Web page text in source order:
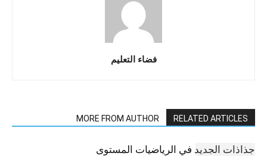
فضاء التعليم
RELATED ARTICLES
MORE FROM AUTHOR
جذاذات الجديد في الرياضيات المستوى